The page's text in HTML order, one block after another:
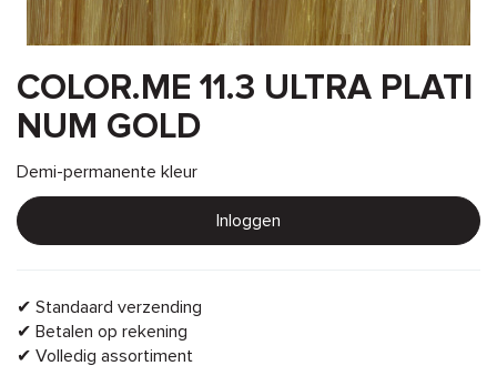
COLOR.ME 11.3 ULTRA PLATI
NUM GOLD
Demi-permanente kleur
Inloggen
✔ Standaard verzending
✔ Betalen op rekening
✔ Volledig assortiment